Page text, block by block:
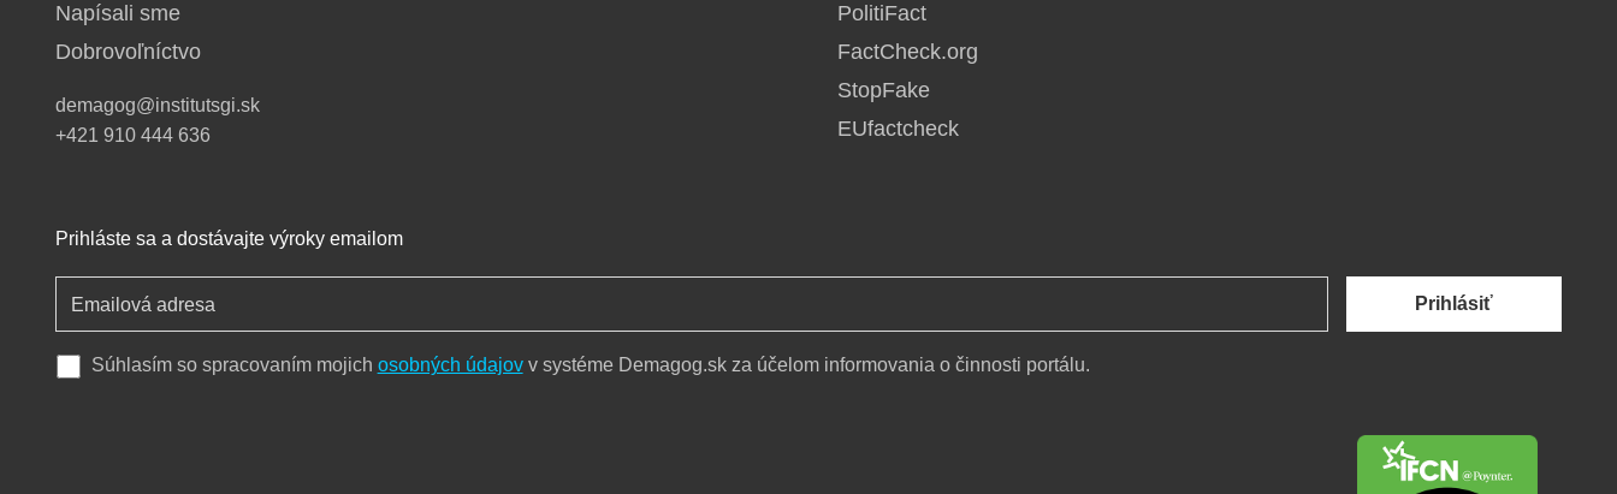
Napísali sme
Dobrovoľníctvo
demagog@institutsgi.sk
+421 910 444 636
PolitiFact
FactCheck.org
StopFake
EUfactcheck
Prihláste sa a dostávajte výroky emailom
Prihlásiť
Súhlasím so spracovaním mojich osobných údajovv systéme Demagog.sk za účelom informovania o činnosti portálu.